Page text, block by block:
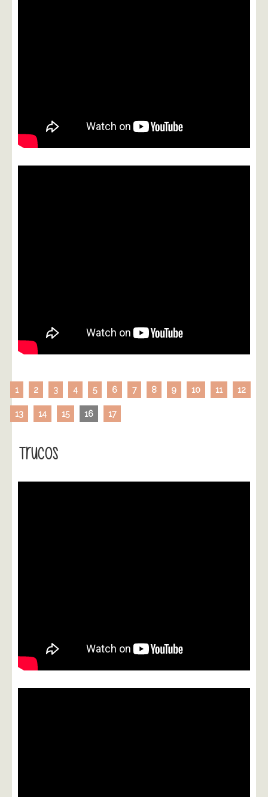
1 2 3 4 5 6 7 8 9 10 11 12
13 14 15 16 17
Trucos